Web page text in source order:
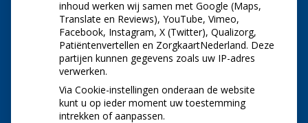
Gezond tandvlees: de basis voor een gezonde
mond
Naar de tandarts in het buitenland? Wees op je
hoede!
(Mond)zorgkosten gemaakt in 2025? Check of
die aftrekbaar zijn
inhoud werken wij samen met Google (Maps,
Translate en Reviews), YouTube, Vimeo,
Facebook, Instagram, X (Twitter), Qualizorg,
Patiëntenvertellen en ZorgkaartNederland. Deze
partijen kunnen gegevens zoals uw IP-adres
verwerken.
Via Cookie-instellingen onderaan de website
kunt u op ieder moment uw toestemming
intrekken of aanpassen.